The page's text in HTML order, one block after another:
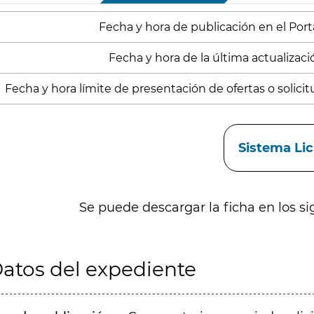
Fecha y hora de publicación en el
Fecha y hora de la última
Fecha y hora límite de presentación de ofertas o
Sistema
Se puede descargar la ficha en los
del expediente